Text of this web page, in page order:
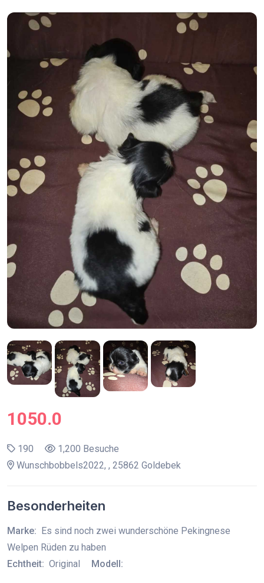
1050.0
190
1,200 Besuche
Wunschbobbels2022, , 25862 Goldebek
Besonderheiten
Marke:
Es sind noch zwei wunderschöne Pekingnese
Welpen Rüden zu haben
Echtheit: Original Modell: